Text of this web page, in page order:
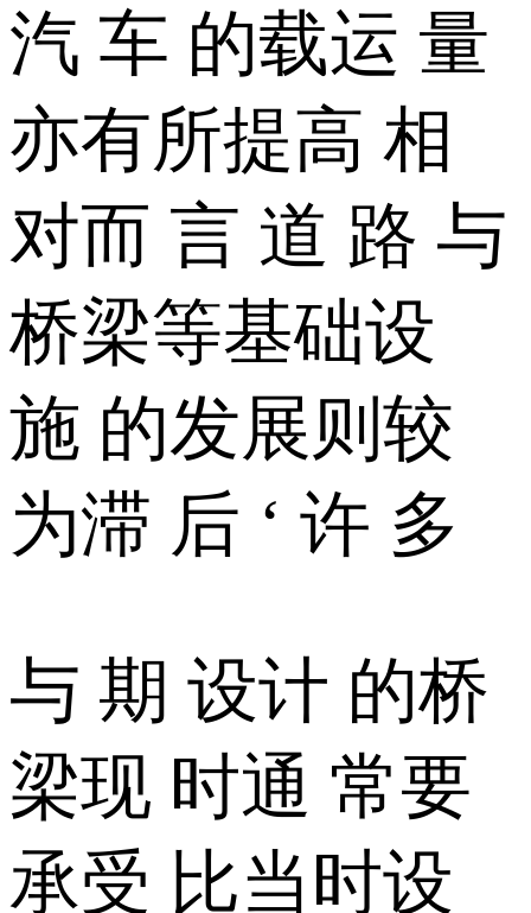
汽 车 的载运 量
亦有所提高 相
对而 言 道 路 与
桥梁等基础设
施 的发展则较
为滞 后 ‘ 许 多
与 期 设计 的桥
梁现 时通 常要
承受 比当时设